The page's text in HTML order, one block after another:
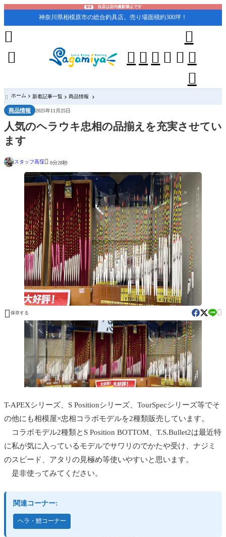
重要 当店は店内撮影禁止です
神奈川県相模原市の総合釣具店。売り場面積約300坪！
    





 ホーム 新着記事一覧 商品情報
商品情報 2025年11月25日
人気のヘラウキ忠相の品揃えを充実させてい
ます
スタッフ高窪 0分28秒
 保存する 
T-APEXシリーズ、S Positionシリーズ、TourSpecシリーズ等でそ
の他にも相模屋×忠相コラボモデルを2種類販売しています。
コラボモデル2種類とS Position BOTTOM、T.S.Bullet2は最近特
に私が気に入っているモデルでサワリのでかたや受け、ナジミ
のスピード、アタリの見極め等使いやすいと思います。
是非使ってみてください。
関連コーナー:
ヘラ・鯉コーナー